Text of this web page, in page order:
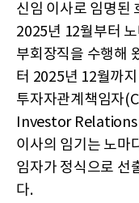
신임 이사로 임명된
2025년 12월부터
부회장직을 수행해
터 2025년 12월까
투자자관계책임자
Investor Relations
이사의 임기는 노마
임자가 정식으로 선
다.